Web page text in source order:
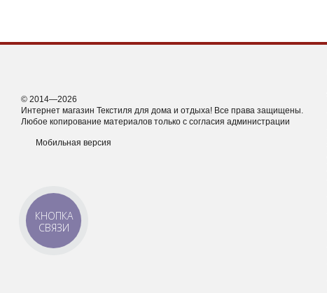
© 2014—2026
Интернет магазин Текстиля для дома и отдыха! Все права защищены.
Любое копирование материалов только с согласия администрации
Мобильная версия
КНОПКА
СВЯЗИ